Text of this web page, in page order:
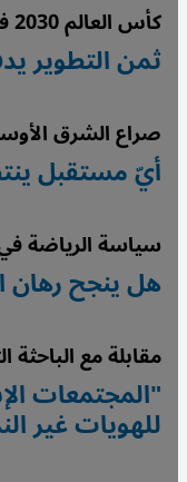
كأس العالم 2030 في المغرب
ثمن التطوير
صراع الشرق
أيّ مستقبل
سياسة الرياضة
هل ينجح رهان
مقابلة مع الباحثة
"المجتمعات
للهويات غير